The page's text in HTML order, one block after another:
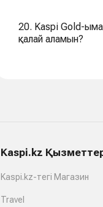
20. Kaspi Gold-
қалай аламын?
Kaspi.kz
Kaspi.kz-тегі Магазин
Travel